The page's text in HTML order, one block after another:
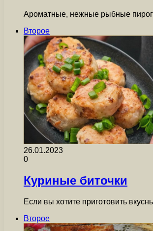
Ароматные, нежные рыбные
Второе
26.01.2023
0
Куриные биточки
Если вы хотите приготовить
Второе